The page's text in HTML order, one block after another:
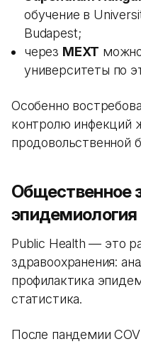
обучение в
Budapest;
через MEXT
университеты по
Особенно
контролю инфекций
продовольственной
Общественное
эпидемиология
Public Health — это
здравоохранения:
профилактика
статистика.
После пандемии